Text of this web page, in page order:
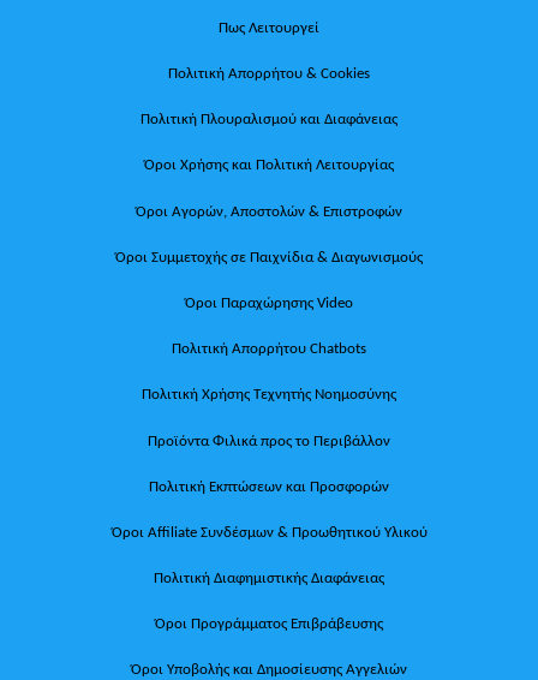
Πως Λειτουργεί
Πολιτική Απορρήτου & Cookies
Πολιτική Πλουραλισμού και Διαφάνειας
Όροι Χρήσης και Πολιτική Λειτουργίας
Όροι Αγορών, Αποστολών & Επιστροφών
Όροι Συμμετοχής σε Παιχνίδια & Διαγωνισμούς
Όροι Παραχώρησης Video
Πολιτική Απορρήτου Chatbots
Πολιτική Χρήσης Τεχνητής Νοημοσύνης
Προϊόντα Φιλικά προς το Περιβάλλον
Πολιτική Εκπτώσεων και Προσφορών
Όροι Affiliate Συνδέσμων & Προωθητικού Υλικού
Πολιτική Διαφημιστικής Διαφάνειας
Όροι Προγράμματος Επιβράβευσης
Όροι Υποβολής και Δημοσίευσης Αγγελιών